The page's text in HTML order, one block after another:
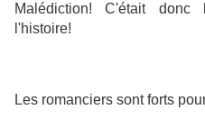
Malédiction! C'était donc
l'histoire!
Les romanciers sont forts